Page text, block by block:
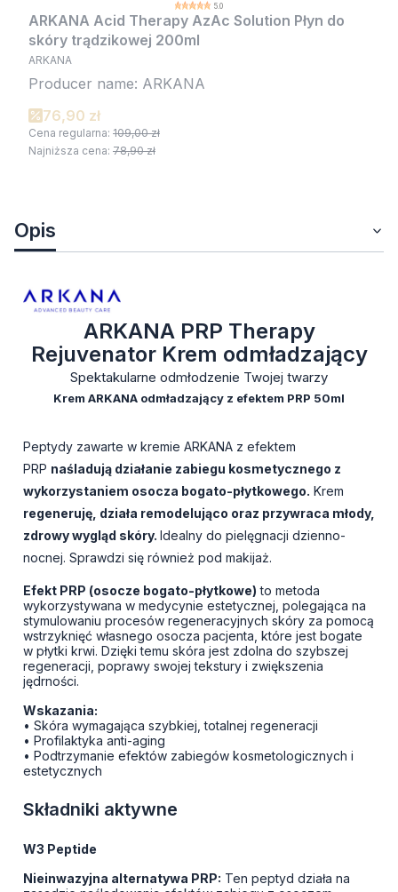
5.0
ARKANA Acid Therapy AzAc Solution Płyn do
skóry trądzikowej 200ml
ARKANA
Producer name: ARKANA
76,90 zł
Cena regularna: 109,00 zł
Najniższa cena: 78,90 zł
Opis
ARKANA PRP Therapy
Rejuvenator Krem odmładzający
Spektakularne odmłodzenie Twojej twarzy
Krem ARKANA odmładzający z efektem PRP 50ml
Peptydy zawarte w kremie ARKANA z efektem
PRP naśladują działanie zabiegu kosmetycznego z
wykorzystaniem osocza bogato-płytkowego. Krem
regeneruję, działa remodelująco oraz przywraca młody,
zdrowy wygląd skóry. Idealny do pielęgnacji dzienno-
nocnej. Sprawdzi się również pod makijaż.
Efekt PRP (osocze bogato-płytkowe) to metoda
wykorzystywana w medycynie estetycznej, polegająca na
stymulowaniu procesów regeneracyjnych skóry za pomocą
wstrzyknięć własnego osocza pacjenta, które jest bogate
w płytki krwi. Dzięki temu skóra jest zdolna do szybszej
regeneracji, poprawy swojej tekstury i zwiększenia
jędrności.
Wskazania:
• Skóra wymagająca szybkiej, totalnej regeneracji
• Profilaktyka anti-aging
• Podtrzymanie efektów zabiegów kosmetologicznych i
estetycznych
Składniki aktywne
W3 Peptide
Nieinwazyjna alternatywa PRP: Ten peptyd działa na